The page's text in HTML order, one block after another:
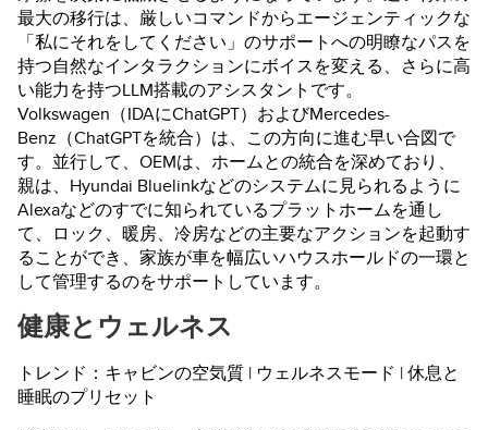
最大の移行は、厳しいコマンドからエージェンティックな
「私にそれをしてください」のサポートへの明瞭なパスを
持つ自然なインタラクションにボイスを変える、さらに高
い能力を持つLLM搭載のアシスタントです。
Volkswagen（IDAにChatGPT）およびMercedes-
Benz（ChatGPTを統合）は、この方向に進む早い合図で
す。並行して、OEMは、ホームとの統合を深めており、
親は、Hyundai Bluelinkなどのシステムに見られるように
Alexaなどのすでに知られているプラットホームを通し
て、ロック、暖房、冷房などの主要なアクションを起動す
ることができ、家族が車を幅広いハウスホールドの一環と
して管理するのをサポートしています。
健康とウェルネス
トレンド：キャビンの空気質 | ウェルネスモード | 休息と
睡眠のプリセット